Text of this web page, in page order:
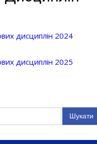
дисциплін 2024
дисциплін 2025